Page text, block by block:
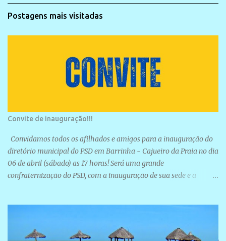
Postagens mais visitadas
Convite de inauguração!!!
Convidamos todos os afilhados e amigos para a inauguração do
diretório municipal do PSD em Barrinha - Cajueiro da Praia no dia
06 de abril (sábado) as 17 horas! Será uma grande
confraternização do PSD, com a inauguração de sua sede e a